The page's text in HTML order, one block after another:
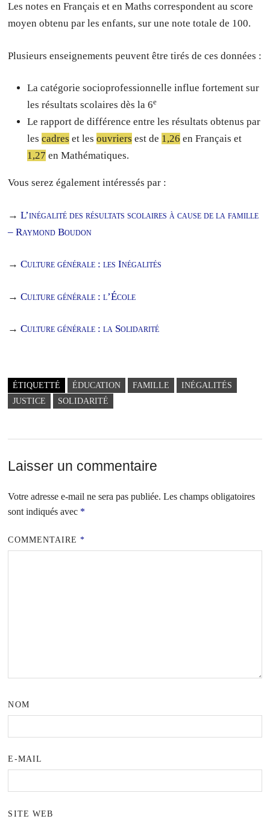
Les notes en Français et en Maths correspondent au score
moyen obtenu par les enfants, sur une note totale de 100.
Plusieurs enseignements peuvent être tirés de ces données :
La catégorie socioprofessionnelle influe fortement sur
les résultats scolaires dès la 6e
Le rapport de différence entre les résultats obtenus par
lescadres et lesouvriers est de 1,26 en Français et
1,27 en Mathématiques.
Vous serez également intéressés par :
→L’inégalité des résultats scolaires à cause de la famille
– Raymond Boudon
→Culture générale : les Inégalités
→Culture générale : l’École
→Culture générale : la Solidarité
ÉTIQUETTÉ ÉDUCATION FAMILLE
INÉGALITÉS
JUSTICE
SOLIDARITÉ
Laisser un commentaire
Votre adresse e-mail ne sera pas publiée. Les champs obligatoires
sont indiqués avec *
COMMENTAIRE*
NOM
E-MAIL
SITE WEB